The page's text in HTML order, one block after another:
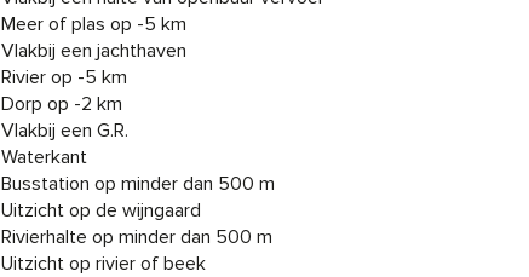
Meer of plas op -5 km
Vlakbij een jachthaven
Rivier op -5 km
Dorp op -2 km
Vlakbij een G.R.
Waterkant
Busstation op minder dan 500 m
Uitzicht op de wijngaard
Rivierhalte op minder dan 500 m
Uitzicht op rivier of beek